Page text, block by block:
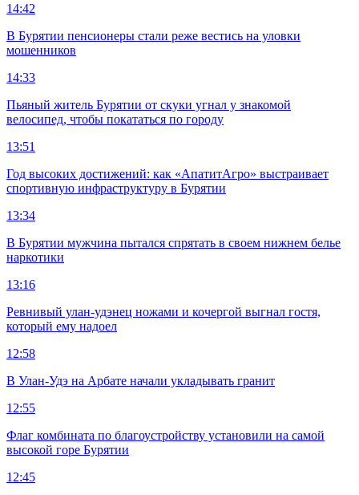
14:42
В Бурятии пенсионеры стали реже вестись на уловки
мошенников
14:33
Пьяный житель Бурятии от скуки угнал у знакомой
велосипед, чтобы покататься по городу
13:51
Год высоких достижений: как «АпатитАгро» выстраивает
спортивную инфраструктуру в Бурятии
13:34
В Бурятии мужчина пытался спрятать в своем нижнем белье
наркотики
13:16
Ревнивый улан-удэнец ножами и кочергой выгнал гостя,
который ему надоел
12:58
В Улан-Удэ на Арбате начали укладывать гранит
12:55
Флаг комбината по благоустройству установили на самой
высокой горе Бурятии
12:45